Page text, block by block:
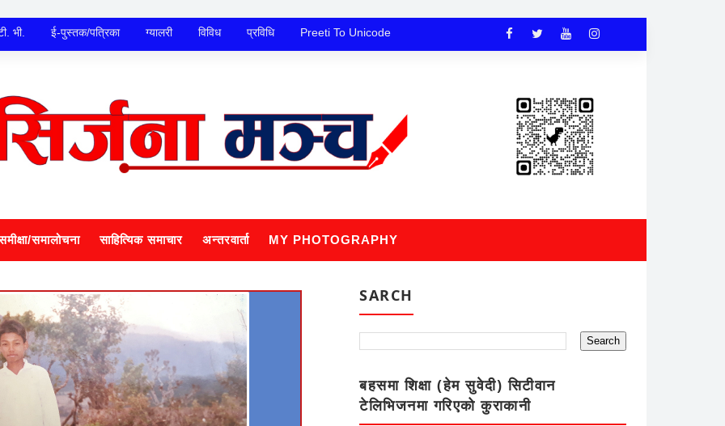
भी. ई-पुस्तक/पत्रिका ग्यालरी विविध प्रविधि Preeti To Unicode
समालोचना साहित्यिक समाचार अन्तरवार्ता MY PHOTOGRAPHY
SARCH
बहसमा शिक्षा (हेम सुवेदी) सिटीवान
टेलिभिजनमा गरिएको कुराकानी